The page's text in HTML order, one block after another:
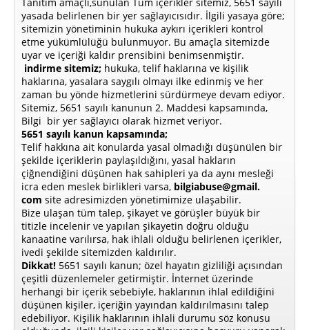
yasada belirlenen bir yer sağlayıcısıdır. İlgili yasaya göre;
sitemizin yönetiminin hukuka aykırı içerikleri kontrol
etme yükümlülüğü bulunmuyor. Bu amaçla sitemizde
uyar ve içeriği kaldır prensibini benimsenmiştir.
indirme sitemiz; hukuka, telif haklarına ve kişilik
haklarına, yasalara saygılı olmayı ilke edinmiş ve her
zaman bu yönde hizmetlerini sürdürmeye devam ediyor.
Sitemiz, 5651 sayılı kanunun 2. Maddesi kapsamında,
Bilgi bir yer sağlayıcı olarak hizmet veriyor.
5651 sayılı kanun kapsamında;
Telif hakkına ait konularda yasal olmadığı düşünülen bir
şekilde içeriklerin paylaşıldığını, yasal hakların
çiğnendiğini düşünen hak sahipleri ya da aynı mesleği
icra eden meslek birlikleri varsa, bilgiabuse@gmail.
com site adresimizden yönetimimize ulaşabilir.
Bize ulaşan tüm talep, şikayet ve görüşler büyük bir
titizle incelenir ve yapılan şikayetin doğru olduğu
kanaatine varılırsa, hak ihlali olduğu belirlenen içerikler,
ivedi şekilde sitemizden kaldırılır.
Dikkat! 5651 sayılı kanun; özel hayatın gizliliği açısından
çeşitli düzenlemeler getirmiştir. İnternet üzerinde
herhangi bir içerik sebebiyle, haklarının ihlal edildiğini
düşünen kişiler, içeriğin yayından kaldırılmasını talep
edebiliyor. Kişilik haklarının ihlali durumu söz konusu